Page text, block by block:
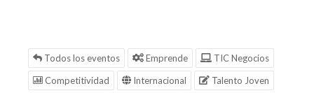
Todos los eventos Emprende
TIC Negocios
Competitividad
Internacional
Talento Joven